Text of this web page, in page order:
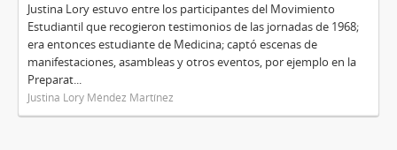
Justina Lory estuvo entre los participantes del Movimiento
Estudiantil que recogieron testimonios de las jornadas de 1968;
era entonces estudiante de Medicina; captó escenas de
manifestaciones, asambleas y otros eventos, por ejemplo en la
Preparat...
Justina Lory Méndez Martínez